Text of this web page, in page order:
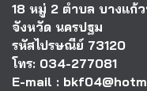
18 หมู่ 2 ตำบล บางแก้
จังหวัด นครปฐม
รหัสไปรษณีย์ 73120
โทร: 034-277081
E-mail :